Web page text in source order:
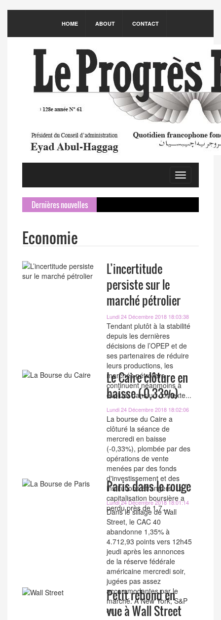
HOME ABOUT CONTACT
Toggle
navigation
Dernières nouvelles
Economie
L’incertitude
persiste sur le
marché pétrolier
Lundi 24 Décembre 2018 18:03:38
Tendant plutôt à la stabilité
depuis les dernières
décisions de l’OPEP et de
ses partenaires de réduire
leurs productions, les
marchés pétroliers
continuent néanmoins à
évoluer dans un contexte...
Le Caire clôture en
baisse (-0,33%)
Lundi 24 Décembre 2018 18:02:06
La bourse du Caire a
clôturé la séance de
mercredi en baisse
(-0,33%), plombée par des
opérations de vente
menées par des fonds
d'investissement et des
institutions étrangers. La
capitalisation boursière a
perdu près de 1,7...
Paris dans le rouge
Lundi 24 Décembre 2018 18:01:14
Dans le sillage de Wall
Street, le CAC 40
abandonne 1,35% à
4.712,93 points vers 12h45
jeudi après les annonces
de la réserve fédérale
américaine mercredi soir,
jugées pas assez
accommodantes par le
marché. À New York, S&P
et...
Petit rebond en
vue à Wall Street